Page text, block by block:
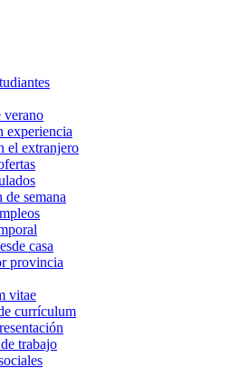
verano
experiencia
el extranjero
semana
casa
provincia
vitae
currículum
trabajo